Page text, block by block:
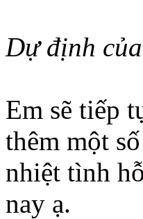
Dự định
Em sẽ tiếp
thêm một
nhiệt tình
nay ạ.